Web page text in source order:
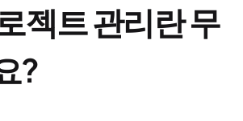
젝트 관리란 무
?